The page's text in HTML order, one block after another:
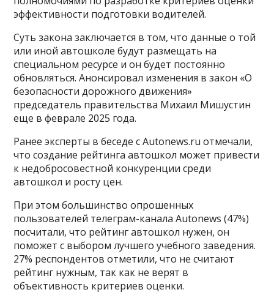
эффективности подготовки водителей.
Суть закона заключается в том, что данные о той
или иной автошколе будут размещать на
специальном ресурсе и он будет постоянно
обновляться. Анонсировал изменения в закон «О
безопасности дорожного движения»
председатель правительства Михаил Мишустин
еще в феврале 2025 года.
Ранее эксперты в беседе с Autonews.ru отмечали,
что создание рейтинга автошкол может привести
к недобросовестной конкуренции среди
автошкол и росту цен.
При этом большинство опрошенных
пользователей телеграм-канала Autonews (47%)
посчитали, что рейтинг автошкол нужен, он
поможет с выбором лучшего учебного заведения.
27% респондентов отметили, что не считают
рейтинг нужным, так как не верят в
объективность критериев оценки.